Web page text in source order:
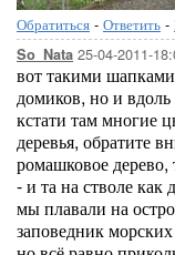
Обратиться - Ответить -
So_Nata 25-04-2011-
вот такими
домиков, но и
кстати там многие
деревья, обратите
ромашковое
- и та на стволе
мы плавали на
заповедник